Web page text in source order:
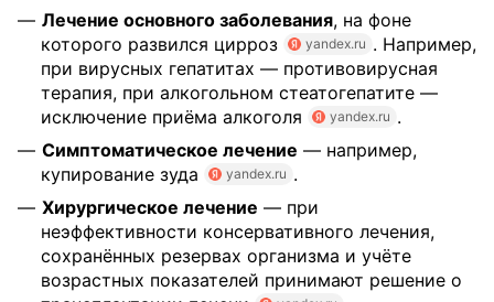
Лечение основного заболевания, на фоне
которого развился цирроз
yandex.ru . Например,
при вирусных гепатитах — противовирусная
терапия, при алкогольном стеатогепатите —
исключение приёма алкоголя
yandex.ru .
Симптоматическое лечение — например,
купирование зуда
yandex.ru .
Хирургическое лечение — при
неэффективности консервативного лечения,
сохранённых резервах организма и учёте
возрастных показателей принимают решение о